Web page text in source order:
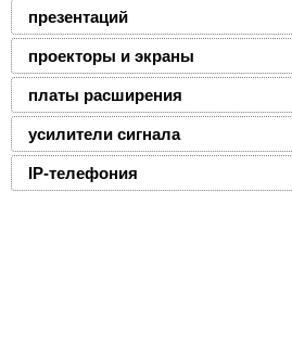
презентаций
проекторы и экраны
платы расширения
усилители сигнала
IP-телефония